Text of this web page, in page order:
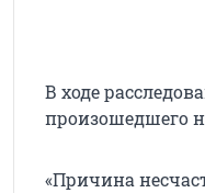
В ходе
произошедшего
«Причина